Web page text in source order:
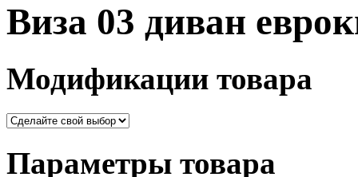
Виза 03 диван
Модификации товара
Параметры товара